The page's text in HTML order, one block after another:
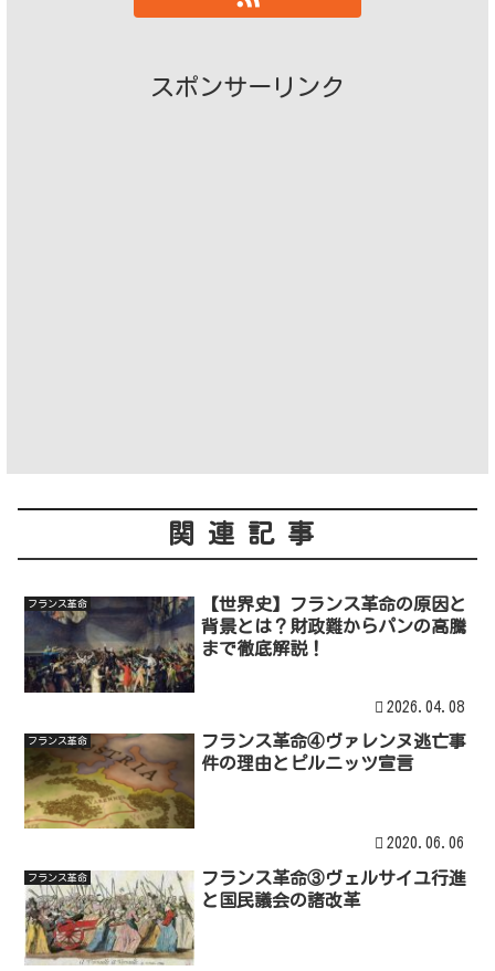
スポンサーリンク
関連記事
フランス革命
【世界史】フランス革命の原因と
背景とは？財政難からパンの高騰
まで徹底解説！
2026.04.08
フランス革命
フランス革命④ヴァレンヌ逃亡事
件の理由とピルニッツ宣言
2020.06.06
フランス革命
フランス革命③ヴェルサイユ行進
と国民議会の諸改革